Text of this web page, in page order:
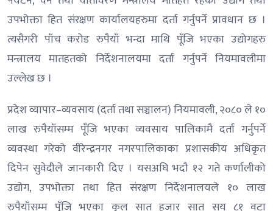
उपभोक्ता हित संरक्षण कार्यालयहरुमा दर्ता गर्नुपर्ने प्रावधान छ ।
त्यसैगरी पाँच करोड रुपैयाँ भन्दा माथि पूँजि भएका उद्योगहरु
मन्त्रालय मातहतको निर्देशनालयमा दर्ता गर्नुपर्ने नियमावलीमा
उल्लेख छ ।
प्रदेश व्यापार–व्यवसाय (दर्ता तथा सञ्चालन) नियमावली, २०८० ले १०
लाख रुपैयाँसम्म पूँजि भएका व्यवसाय पालिकामै दर्ता गर्नुपर्ने
व्यवस्था गरेको वीरेन्द्रनगर नगरपालिकाका प्रशासकीय अधिकृत
दिपेन सुवेदीले जानकारी दिए । यसअघि भदौ १२ गते कर्णालीको
उद्योग, उपभोक्ता तथा हित संरक्षण निर्देशनालयले १० लाख
रुपैयाँसम्म पूँजि भएका कुल सात हजार सात सय ८१ वटा